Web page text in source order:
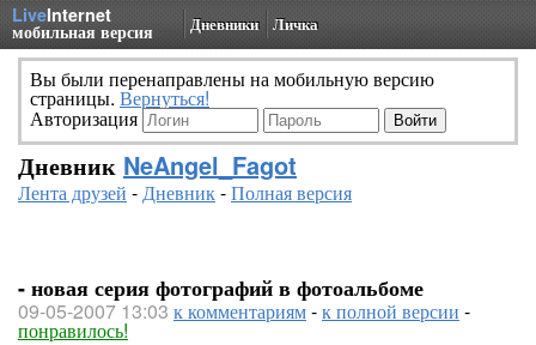
LiveInternet
мобильная версия Дневники Личка
Вы были перенаправлены на мобильную версию
страницы. Вернуться!
Авторизация
Дневник NeAngel_Fagot
Лента друзей -Дневник-Полная версия
- новая серия фотографий в фотоальбоме
09-05-2007 13:03 к комментариям-к полной версии -
понравилось!